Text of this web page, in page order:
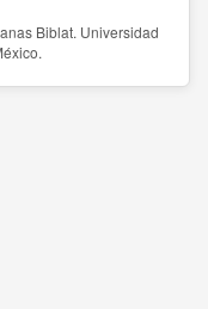
Biblat. Universidad